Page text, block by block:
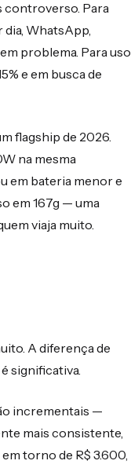
controverso. Para
WhatsApp,
problema. Para uso
e em busca de
flagship de 2026.
na mesma
em bateria menor e
em 167g — uma
viaja muito.
A diferença de
significativa.
incrementais —
mais consistente,
torno de R$ 3.600,